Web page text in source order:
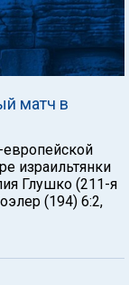
матч в
израильтянки
Глушко (211-я
(194) 6:2,